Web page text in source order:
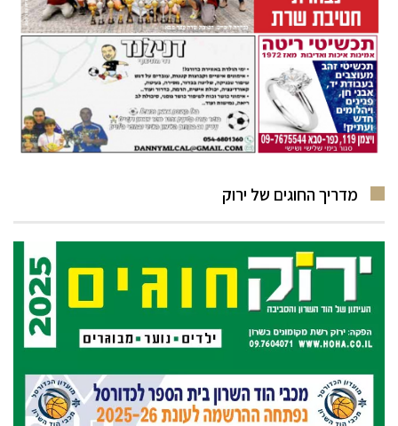
מדריך החוגים של ירוק